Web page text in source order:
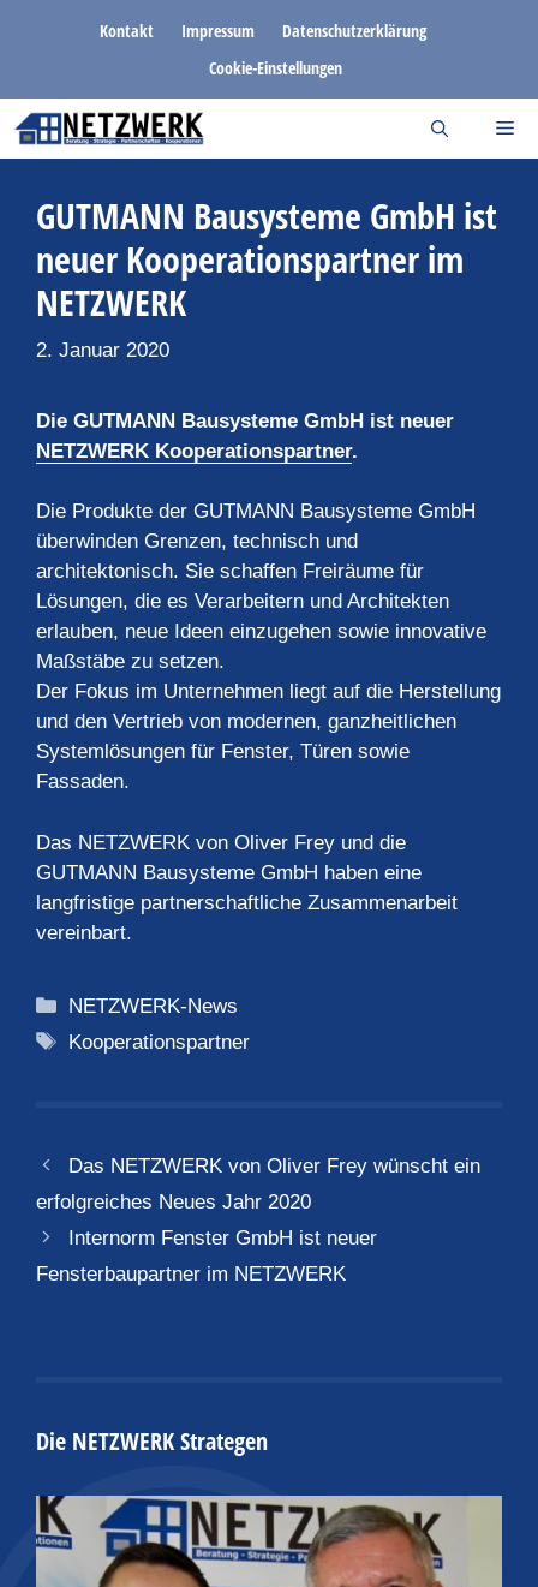
Kontakt Impressum
Datenschutzerklärung
Cookie-Einstellungen
GUTMANN Bausysteme GmbH ist
neuer Kooperationspartner im
NETZWERK
2. Januar 2020
Die GUTMANN Bausysteme GmbH ist neuer
NETZWERK Kooperationspartner.
Die Produkte der GUTMANN Bausysteme GmbH
überwinden Grenzen, technisch und
architektonisch. Sie schaffen Freiräume für
Lösungen, die es Verarbeitern und Architekten
erlauben, neue Ideen einzugehen sowie innovative
Maßstäbe zu setzen.
Der Fokus im Unternehmen liegt auf die Herstellung
und den Vertrieb von modernen, ganzheitlichen
Systemlösungen für Fenster, Türen sowie
Fassaden.
Das NETZWERK von Oliver Frey und die
GUTMANN Bausysteme GmbH haben eine
langfristige partnerschaftliche Zusammenarbeit
vereinbart.
Kategorien
NETZWERK-News
Schlagwörter
Kooperationspartner
Das NETZWERK von Oliver Frey wünscht ein
erfolgreiches Neues Jahr 2020
Internorm Fenster GmbH ist neuer
Fensterbaupartner im NETZWERK
Die NETZWERK Strategen